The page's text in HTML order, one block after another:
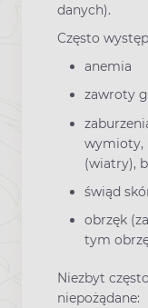
danych).
Często
anemia
zawroty
wymioty,
(wiatry),
świąd
obrzęk
tym
Niezbyt
niepożądane: